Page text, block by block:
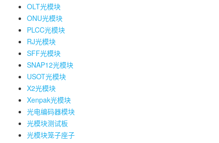
OLT光模块
ONU光模块
PLCC光模块
RJ光模块
SFF光模块
SNAP12光模块
USOT光模块
X2光模块
Xenpak光模块
光电编码器模块
光模块测试板
光模块笼子座子